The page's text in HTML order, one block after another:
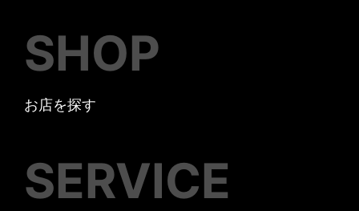
SHOP
お店を探す
SERVICE